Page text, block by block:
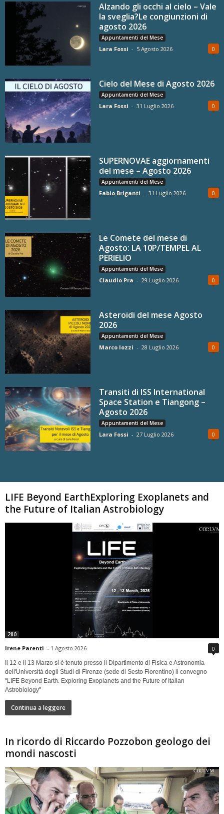
Alzando gli occhi al cielo – Vale
la sveglia?Le congiunzioni di
agosto 2026
Appuntamenti del Mese
Lara Fossi - 5 Agosto 2026 0
Cielo del Mese di Agosto 2026
Appuntamenti del Mese
Lara Fossi - 31 Luglio 2026 0
SUPERNOVAE aggiornamenti
del mese – Agosto 2026
Appuntamenti del Mese
Fabio Briganti - 31 Luglio 2026 0
Le Comete del mese di
Agosto: LA 10P/TEMPEL AL
PERIELIO
Appuntamenti del Mese
Claudio Pra - 29 Luglio 2026 0
Asteroidi del mese Agosto
2026
Appuntamenti del Mese
Marco Iozzi - 28 Luglio 2026 0
Transiti di ISS International
Space Station e Tiangong –
Agosto 2026
Appuntamenti del Mese
Lara Fossi - 27 Luglio 2026 0
LIFE Beyond EarthExploring Exoplanets and
the Future of Italian Astrobiology
280
Irene Parenti - 1 Agosto 2026 0
Il 12 e il 13 Marzo si è tenuto presso il Dipartimento di Fisica e Astronomia
dell'Università degli Studi di Firenze (sede di Sesto Fiorentino) il convegno
"LIFE Beyond Earth. Exploring Exoplanets and the Future of Italian
Astrobiology"
Continua a leggere
In ricordo di Riccardo Pozzobon geologo dei
mondi nascosti